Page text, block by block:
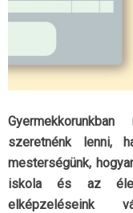
szeretnénk lenni,
mesterségünk,
iskola és az
elképzeléseink